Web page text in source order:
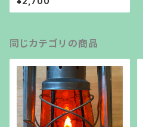
同じカテゴリの商品